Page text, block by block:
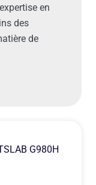
en
des
de
G980H